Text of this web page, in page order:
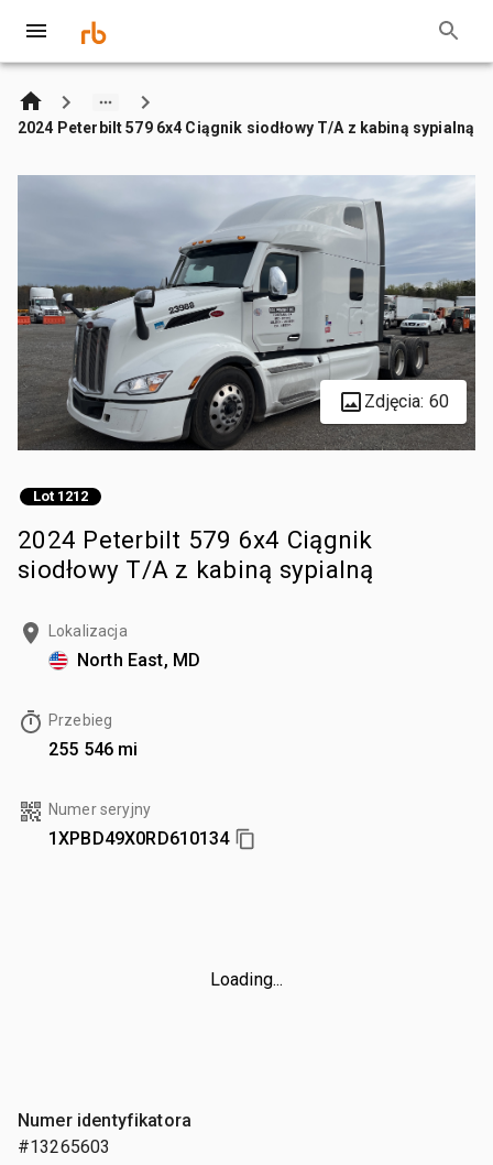
2024 Peterbilt 579 6x4 Ciągnik siodłowy T/A z kabiną sypialną
Zdjęcia: 60
Lot 1212
2024 Peterbilt 579 6x4 Ciągnik
siodłowy T/A z kabiną sypialną
Lokalizacja
North East, MD
Przebieg
255 546 mi
Numer seryjny
1XPBD49X0RD610134
Loading...
Numer identyfikatora
#13265603